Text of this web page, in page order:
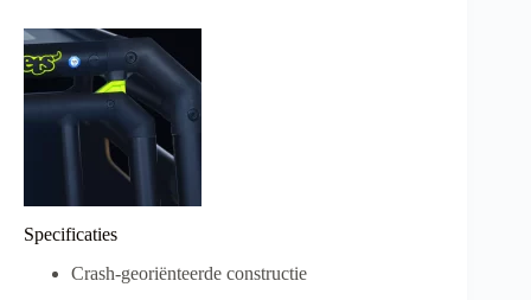
Specificaties
Crash-georiënteerde constructie